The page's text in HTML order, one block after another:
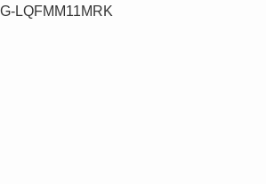
G-LQFMM11MRK